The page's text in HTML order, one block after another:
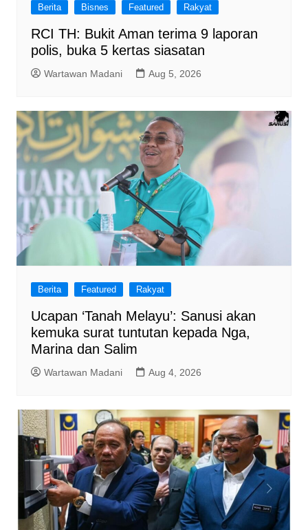
Berita Bisnes Featured Rakyat
RCI TH: Bukit Aman terima 9 laporan
polis, buka 5 kertas siasatan
Wartawan Madani Aug 5, 2026
Berita Featured Rakyat
Ucapan ‘Tanah Melayu’: Sanusi akan
kemuka surat tuntutan kepada Nga,
Marina dan Salim
Wartawan Madani Aug 4, 2026